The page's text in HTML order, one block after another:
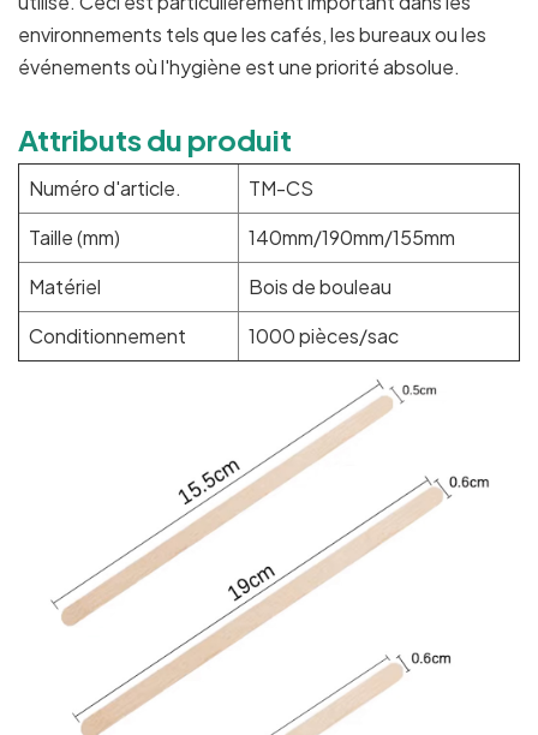
environnements tels que les cafés, les bureaux ou les
événements où l'hygiène est une priorité absolue.
Attributs du produit
Numéro d'article.
TM-CS
Taille (mm)
140mm/190mm/155mm
Matériel
Bois de bouleau
Conditionnement
1000 pièces/sac